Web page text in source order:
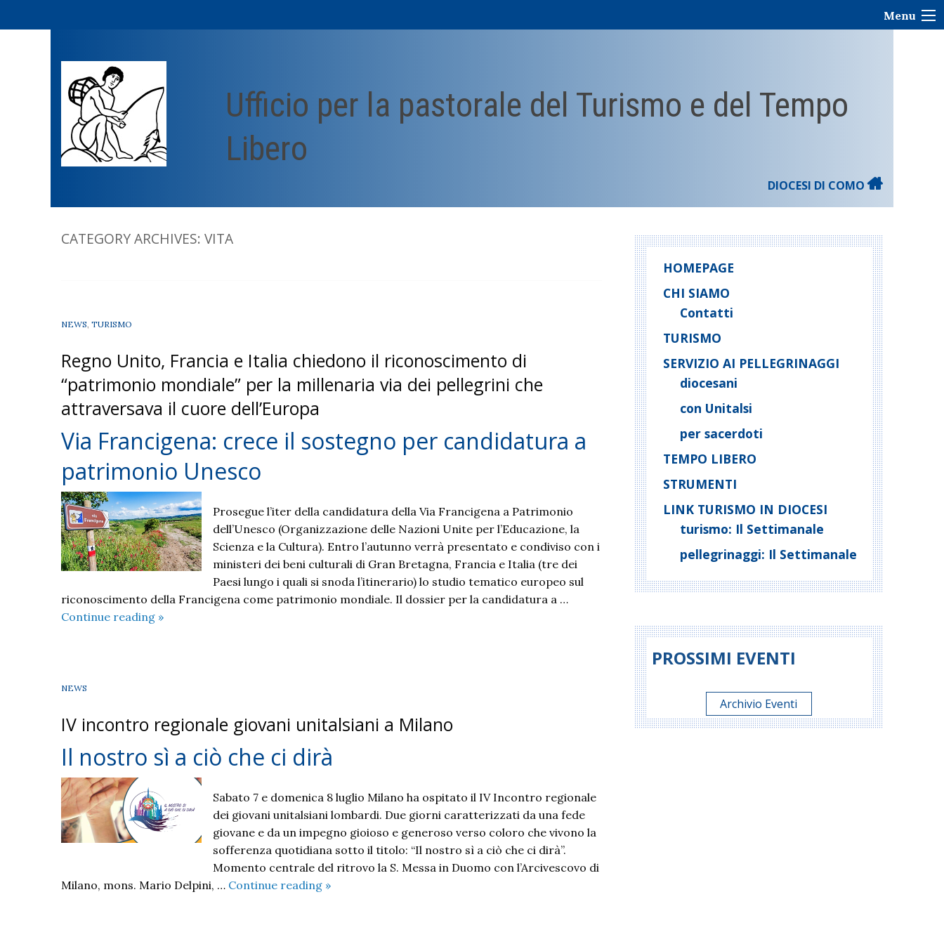
Menu
Ufficio per la pastorale del Turismo e del Tempo
Libero
DIOCESI DI COMO
CATEGORY ARCHIVES: VITA
NEWS, TURISMO
Regno Unito, Francia e Italia chiedono il riconoscimento di
“patrimonio mondiale” per la millenaria via dei pellegrini che
attraversava il cuore dell’Europa
Via Francigena: crece il sostegno per candidatura a
patrimonio Unesco
Prosegue l’iter della candidatura della Via Francigena a Patrimonio
dell’Unesco (Organizzazione delle Nazioni Unite per l’Educazione, la
Scienza e la Cultura). Entro l’autunno verrà presentato e condiviso con i
ministeri dei beni culturali di Gran Bretagna, Francia e Italia (tre dei
Paesi lungo i quali si snoda l’itinerario) lo studio tematico europeo sul
riconoscimento della Francigena come patrimonio mondiale. Il dossier per la candidatura a …
Continue reading Via
candidatura
patrimonio
Unesco
»
NEWS
IV incontro regionale giovani unitalsiani a Milano
Il nostro sì a ciò che ci dirà
Sabato 7 e domenica 8 luglio Milano ha ospitato il IV Incontro regionale
dei giovani unitalsiani lombardi. Due giorni caratterizzati da una fede
giovane e da un impegno gioioso e generoso verso coloro che vivono la
sofferenza quotidiana sotto il titolo: “Il nostro sì a ciò che ci dirà”.
Momento centrale del ritrovo la S. Messa in Duomo con l’Arcivescovo di
Milano, mons. Mario Delpini, … Continue reading Il
»
HOMEPAGE
CHI SIAMO
Contatti
TURISMO
SERVIZIO AI PELLEGRINAGGI
diocesani
con Unitalsi
per sacerdoti
TEMPO LIBERO
STRUMENTI
LINK TURISMO IN DIOCESI
turismo: Il Settimanale
pellegrinaggi: Il Settimanale
PROSSIMI EVENTI
Archivio Eventi